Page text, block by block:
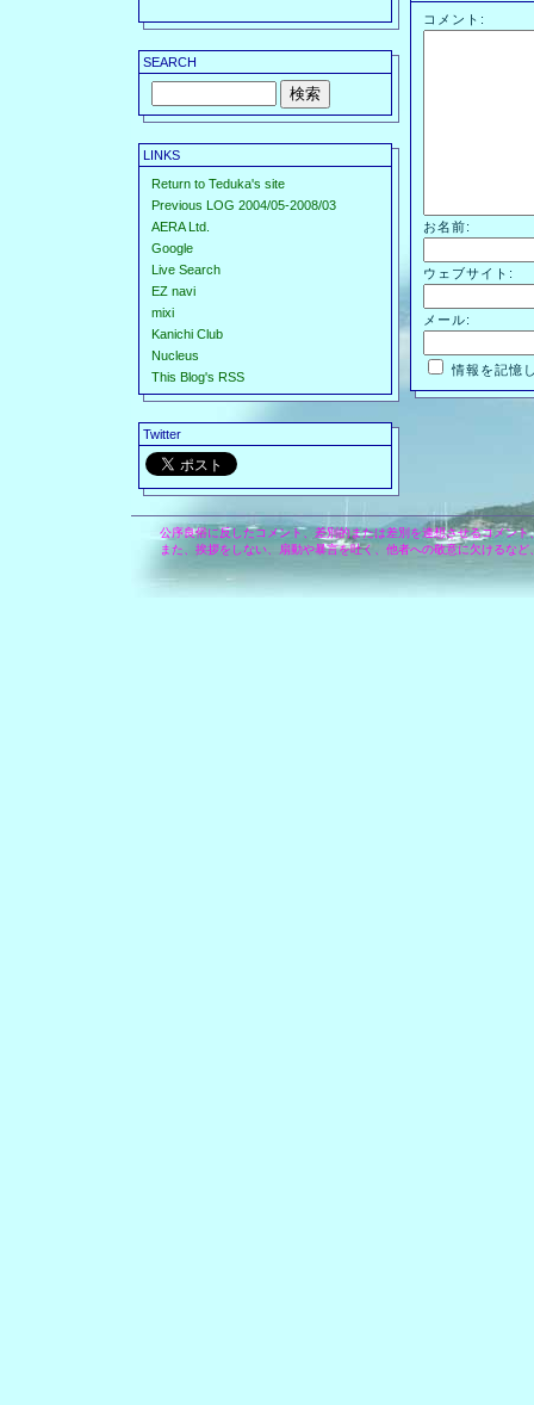
SEARCH
LINKS
Return to Teduka's site
Previous LOG 2004/05-2008/03
AERA Ltd.
Google
Live Search
EZ navi
mixi
Kanichi Club
Nucleus
This Blog's RSS
Twitter
コメント:
お名前:
ウェブサイト:
メール:
情報を記憶
公序良俗に反したコメント、差別的または差別を連想させるコメン
また、挨拶をしない、扇動や暴言を吐く、他者への敬意に欠けるな